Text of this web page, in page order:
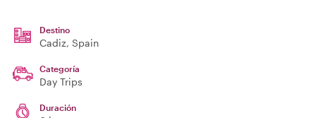
Destino
Cadiz, Spain
Categoría
Day Trips
Duración